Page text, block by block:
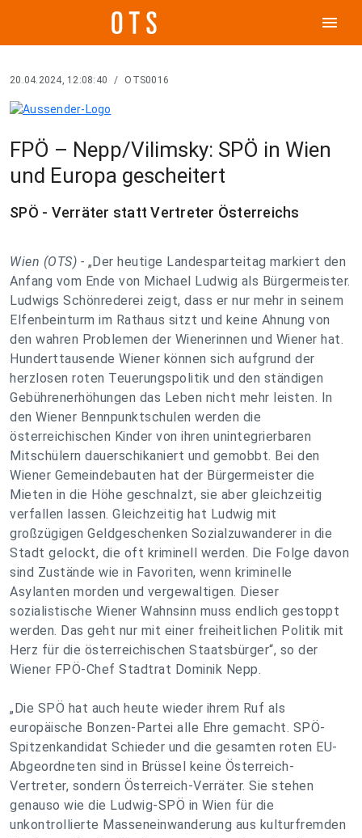
menu
20.04.2024, 12:08:40 / OTS0016
FPÖ – Nepp/Vilimsky: SPÖ in Wien
und Europa gescheitert
SPÖ - Verräter statt Vertreter Österreichs
Wien (OTS) - „Der heutige Landesparteitag markiert den
Anfang vom Ende von Michael Ludwig als Bürgermeister.
Ludwigs Schönrederei zeigt, dass er nur mehr in seinem
Elfenbeinturm im Rathaus sitzt und keine Ahnung von
den wahren Problemen der Wienerinnen und Wiener hat.
Hunderttausende Wiener können sich aufgrund der
herzlosen roten Teuerungspolitik und den ständigen
Gebührenerhöhungen das Leben nicht mehr leisten. In
den Wiener Bennpunktschulen werden die
österreichischen Kinder von ihren unintegrierbaren
Mitschülern dauerschikaniert und gemobbt. Bei den
Wiener Gemeindebauten hat der Bürgermeister die
Mieten in die Höhe geschnalzt, sie aber gleichzeitig
verfallen lassen. Gleichzeitig hat Ludwig mit
großzügigen Geldgeschenken Sozialzuwanderer in die
Stadt gelockt, die oft kriminell werden. Die Folge davon
sind Zustände wie in Favoriten, wenn kriminelle
Asylanten morden und vergewaltigen. Dieser
sozialistische Wiener Wahnsinn muss endlich gestoppt
werden. Das geht nur mit einer freiheitlichen Politik mit
Herz für die österreichischen Staatsbürger“, so der
Wiener FPÖ-Chef Stadtrat Dominik Nepp.
„Die SPÖ hat auch heute wieder ihrem Ruf als
europäische Bonzen-Partei alle Ehre gemacht. SPÖ-
Spitzenkandidat Schieder und die gesamten roten EU-
Abgeordneten sind in Brüssel keine Österreich-
Vertreter, sondern Österreich-Verräter. Sie stehen
genauso wie die Ludwig-SPÖ in Wien für die
unkontrollierte Masseneinwanderung aus kulturfremden